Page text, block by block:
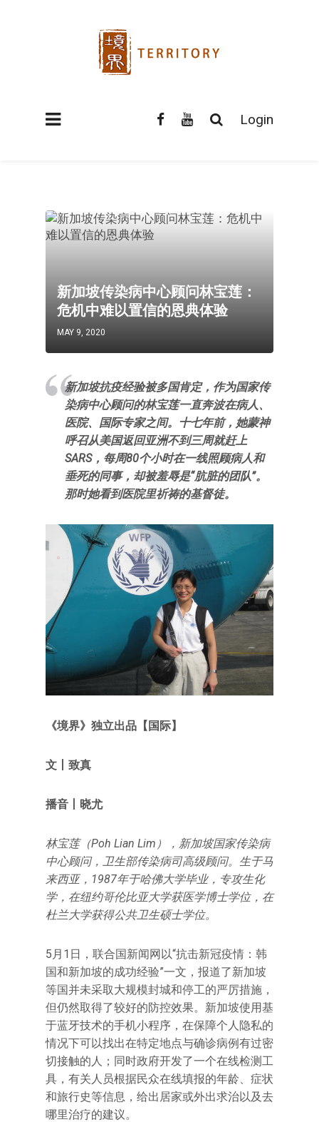
Login
新加坡传染病中心顾问林宝莲：
危机中难以置信的恩典体验
MAY 9, 2020
新加坡抗疫经验被多国肯定，作为国家传
染病中心顾问的林宝莲一直奔波在病人、
医院、国际专家之间。十七年前，她蒙神
呼召从美国返回亚洲不到三周就赶上
SARS，每周80个小时在一线照顾病人和
垂死的同事，却被羞辱是“肮脏的团队”。
那时她看到医院里祈祷的基督徒。
《境界》独立出品【国际】
文丨致真
播音丨晓尤
林宝莲（Poh Lian Lim），新加坡国家传染病
中心顾问，卫生部传染病司高级顾问。生于马
来西亚，1987年于哈佛大学毕业，专攻生化
学，在纽约哥伦比亚大学获医学博士学位，在
杜兰大学获得公共卫生硕士学位。
5月1日，联合国新闻网以“抗击新冠疫情：韩
国和新加坡的成功经验”一文，报道了新加坡
等国并未采取大规模封城和停工的严厉措施，
但仍然取得了较好的防控效果。新加坡使用基
于蓝牙技术的手机小程序，在保障个人隐私的
情况下可以找出在特定地点与确诊病例有过密
切接触的人；同时政府开发了一个在线检测工
具，有关人员根据民众在线填报的年龄、症状
和旅行史等信息，给出居家或外出求治以及去
哪里治疗的建议。